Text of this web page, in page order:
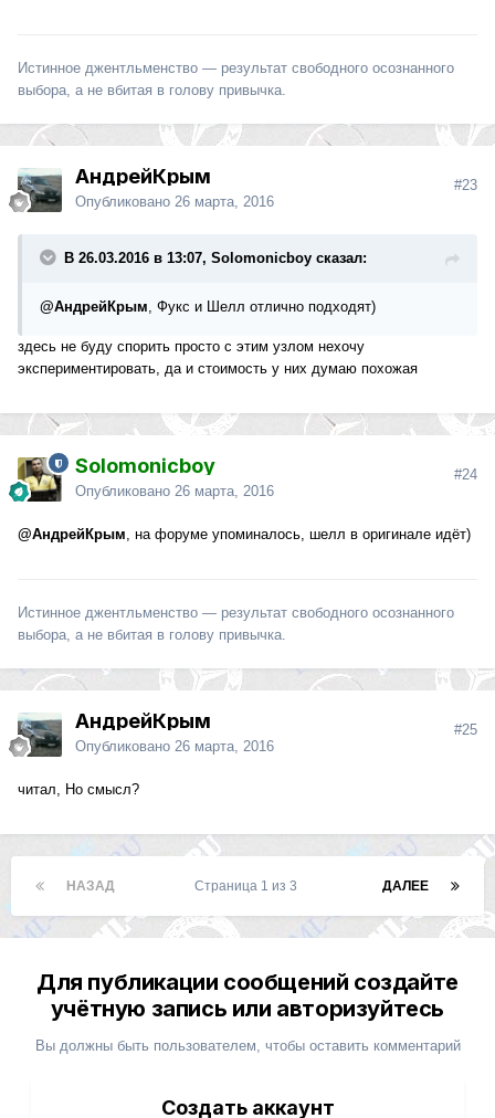
Истинное джентльменство — результат свободного осознанного
выбора, а не вбитая в голову привычка.
АндрейКрым
Опубликовано 26 марта, 2016
#23
В 26.03.2016 в 13:07, Solomonicboy сказал:
@АндрейКрым, Фукс и Шелл отлично подходят)
здесь не буду спорить просто с этим узлом нехочу
экспериментировать, да и стоимость у них думаю похожая
Solomonicboy
Опубликовано 26 марта, 2016
#24
@АндрейКрым, на форуме упоминалось, шелл в оригинале идёт)
Истинное джентльменство — результат свободного осознанного
выбора, а не вбитая в голову привычка.
АндрейКрым
Опубликовано 26 марта, 2016
#25
читал, Но смысл?
НАЗАД ДАЛЕЕ
Страница 1 из 3
Для публикации сообщений создайте
учётную запись или авторизуйтесь
Вы должны быть пользователем, чтобы оставить комментарий
Создать аккаунт